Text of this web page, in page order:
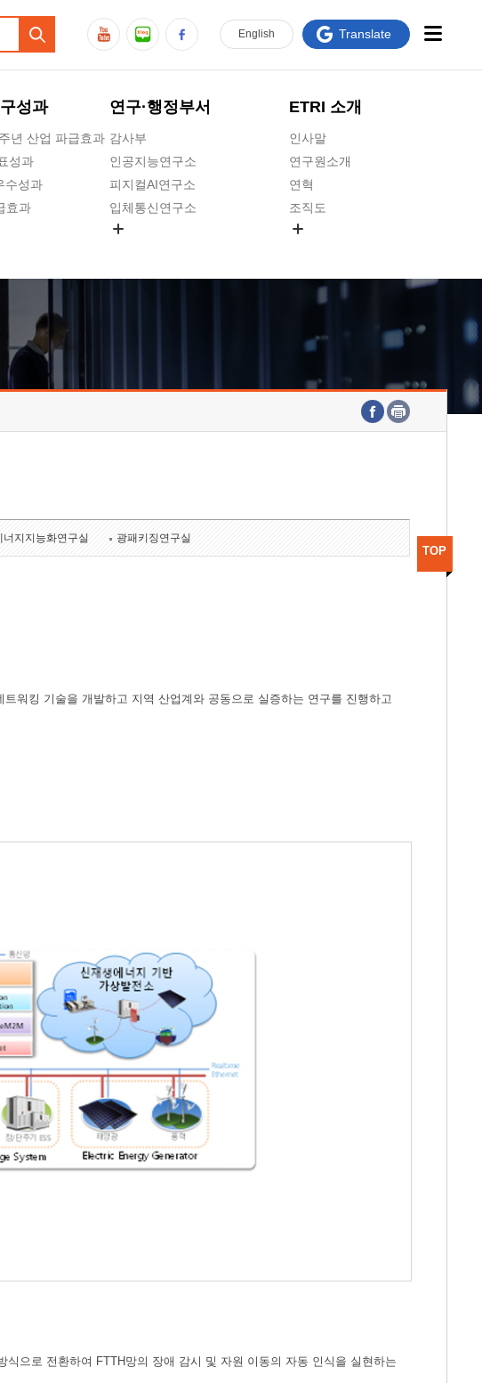
성과
년 산업 파급효과
성과
수성과
효과
연구·행정부서
감사부
인공지능연구소
피지컬AI연구소
입체통신연구소
호남권연구본부
기획본부
ETRI 소개
인사말
연구원소개
연혁
조직도
연구원 고객헌장
주요업무연락처
English Translate
너지지능화연구실 광패키징연구실
워킹 기술을 개발하고 지역 산업계와 공동으로 실증하는 연구를 진행하고
으로 전환하여 FTTH망의 장애 감시 및 자원 이동의 자동 인식을 실현하는
TOP